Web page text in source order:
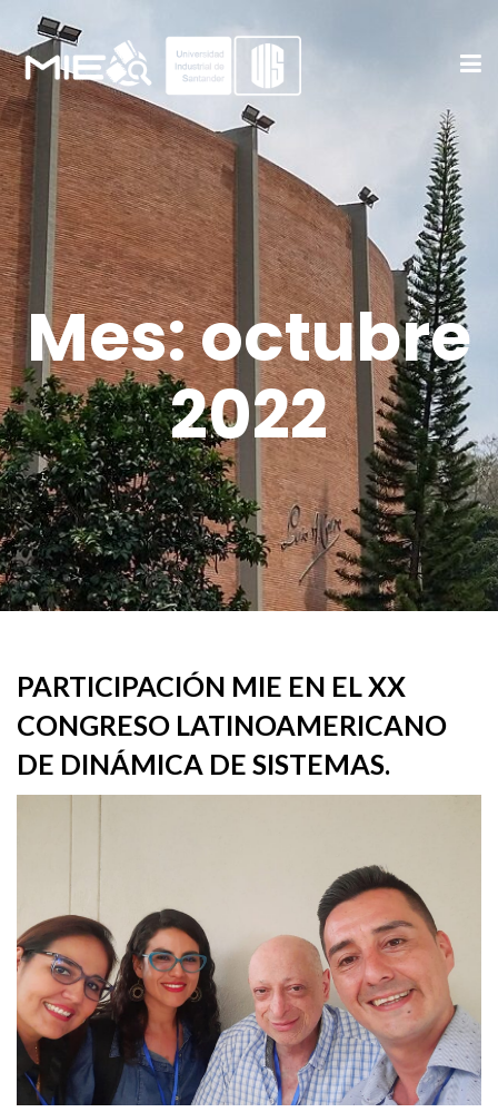
Mes:octubre
2022
PARTICIPACIÓN MIE EN EL XX
CONGRESO LATINOAMERICANO
DE DINÁMICA DE SISTEMAS.